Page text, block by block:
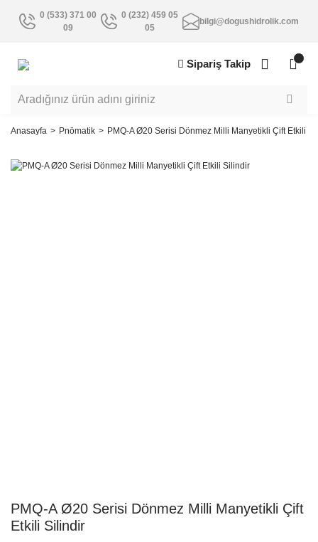
0 (533) 371 00
09
0 (232) 459 05
05
bilgi@dogushidrolik.com
Sipariş Takip
Anasayfa Pnömatik PMQ-A Ø20 Serisi Dönmez Milli Manyetikli Çift Etkili
PMQ-A Ø20 Serisi Dönmez Milli Manyetikli Çift
Etkili Silindir